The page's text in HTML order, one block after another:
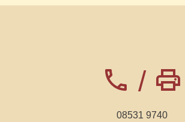
phone / print
08531 9740